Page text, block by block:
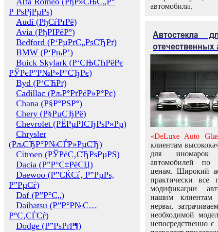
Р РѕРјРµРѕ)
Audi (РђСѓРґРё)
Avia (РђРІРёР°)
Bedford (Р‘РµРґС„РѕСЂРґ)
BMW (Р‘РњР’)
Buick Skylark (Р‘СЊСЋРёРє
РЎРєР°Р№Р»Р°СЂРє)
Byd (Р‘СЋРґ)
Cadillac (РљР°РґРёР»Р°Рє)
Chana (Р§Р°РЅР°)
Chery (Р§РµСЂРё)
Chevrolet (РЁРµРІСЂРѕР»Рµ)
Chrysler
(РљСЂР°Р№СЃР»РµСЂ)
Citroen (РЎРёС‚СЂРѕРµРЅ)
Dacia (Р”Р°С‡РёСЏ)
Daewoo (Р”СЌСѓ, Р”РµРѕ,
Р”РµСѓ)
Daf (Р”Р°С„)
Daihatsu (Р”Р°Р№С…
Р°С‚СЃСѓ)
Dodge (Р”РѕРґР¶)
автомобили.
Автостекла
отечественных
«DeLuxe Auto
клиентам
для иномарок
автомобилей
ценам. Широкий
практически все
модификации
нашим клиентам
нервы,
необходимой
непосредственно